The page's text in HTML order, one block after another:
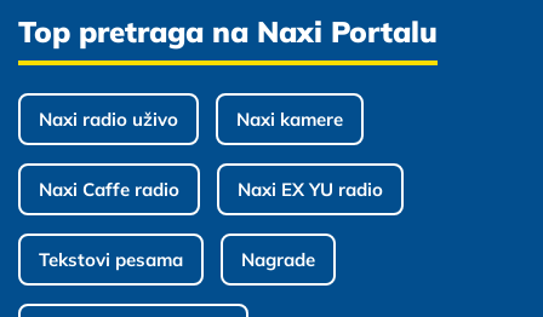
Top pretraga na Naxi Portalu
Naxi radio uživo Naxi kamere
Naxi Caffe radio Naxi EX YU radio
Tekstovi pesama Nagrade